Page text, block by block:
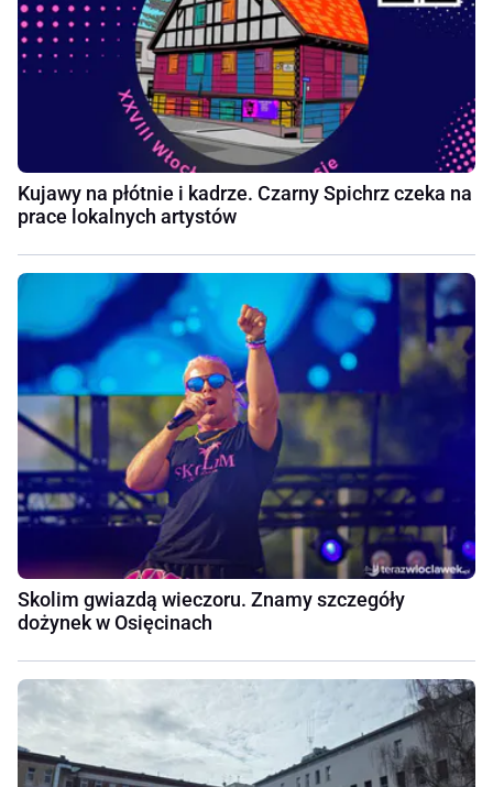
Kujawy na płótnie i kadrze. Czarny Spichrz czeka na
prace lokalnych artystów
Skolim gwiazdą wieczoru. Znamy szczegóły
dożynek w Osięcinach